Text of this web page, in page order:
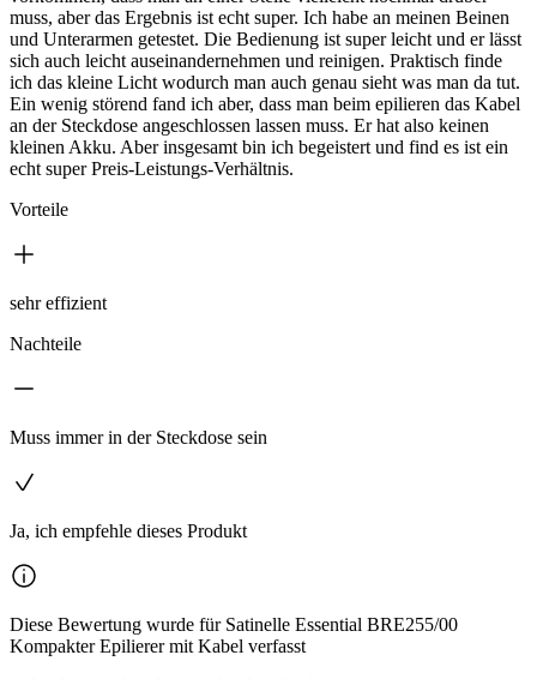
muss, aber das Ergebnis ist echt super. Ich habe an meinen Beinen
und Unterarmen getestet. Die Bedienung ist super leicht und er lässt
sich auch leicht auseinandernehmen und reinigen. Praktisch finde
ich das kleine Licht wodurch man auch genau sieht was man da tut.
Ein wenig störend fand ich aber, dass man beim epilieren das Kabel
an der Steckdose angeschlossen lassen muss. Er hat also keinen
kleinen Akku. Aber insgesamt bin ich begeistert und find es ist ein
echt super Preis-Leistungs-Verhältnis.
Vorteile
sehr effizient
Nachteile
Muss immer in der Steckdose sein
Ja, ich empfehle dieses Produkt
Diese Bewertung wurde für Satinelle Essential BRE255/00
Kompakter Epilierer mit Kabel verfasst